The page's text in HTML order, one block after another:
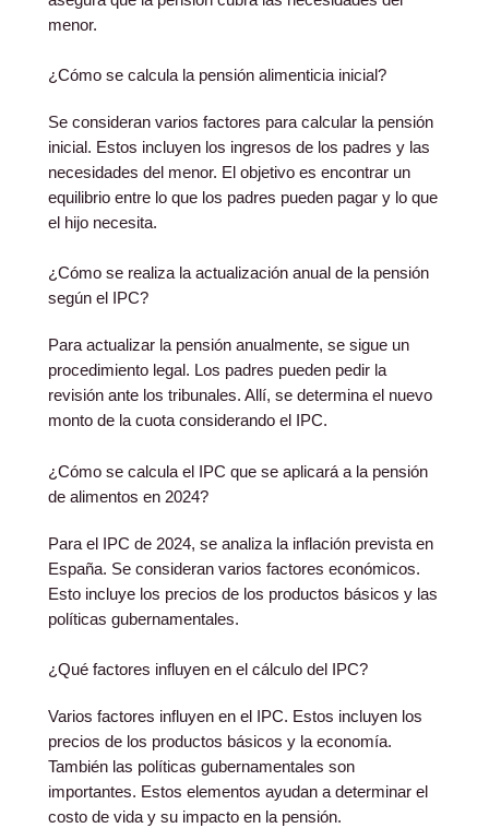
menor.
¿Cómo se calcula la pensión alimenticia inicial?
Se consideran varios factores para calcular la pensión
inicial. Estos incluyen los ingresos de los padres y las
necesidades del menor. El objetivo es encontrar un
equilibrio entre lo que los padres pueden pagar y lo que
el hijo necesita.
¿Cómo se realiza la actualización anual de la pensión
según el IPC?
Para actualizar la pensión anualmente, se sigue un
procedimiento legal. Los padres pueden pedir la
revisión ante los tribunales. Allí, se determina el nuevo
monto de la cuota considerando el IPC.
¿Cómo se calcula el IPC que se aplicará a la pensión
de alimentos en 2024?
Para el IPC de 2024, se analiza la inflación prevista en
España. Se consideran varios factores económicos.
Esto incluye los precios de los productos básicos y las
políticas gubernamentales.
¿Qué factores influyen en el cálculo del IPC?
Varios factores influyen en el IPC. Estos incluyen los
precios de los productos básicos y la economía.
También las políticas gubernamentales son
importantes. Estos elementos ayudan a determinar el
costo de vida y su impacto en la pensión.